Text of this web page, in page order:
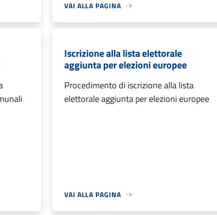
VAI ALLA PAGINA
Iscrizione alla lista elettorale
aggiunta per elezioni europee
Procedimento di iscrizione alla lista
elettorale aggiunta per elezioni europee
VAI ALLA PAGINA